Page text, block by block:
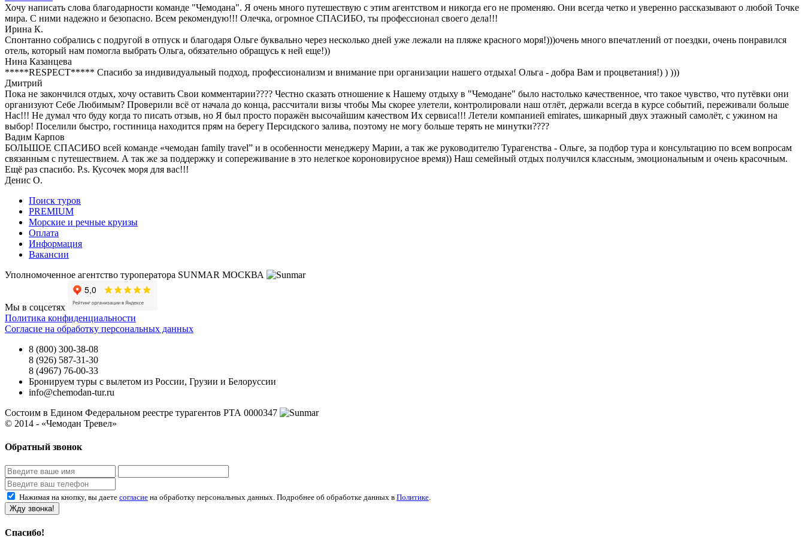
Хочу написать слова благодарности команде "Чемодана". Я очень много путешествую с этим агентством и никогда его не променяю. Они всегда четко и уверенно рассказывают о любой Точке
мира. С ними надежно и безопасно. Всем рекомендую!!! Олечка, огромное СПАСИБО, ты профессионал своего дела!!!
Ирина К.
Спонтанно собрались с подругой в отпуск и благодаря Ольге буквально через несколько дней уже лежали на пляже красного моря!)))очень много впечатлений от поездки, очень понравился
отель, который нам помогла выбрать Ольга, обязательно обращусь к ней еще!))
Нина Казанцева
*****RESPECT***** Спасибо за индивидуальный подход, профессионализм и внимание при организации нашего отдыха! Ольга - добра Вам и процветания!) ) )))
Дмитрий
Пока не закончился отдых, хочу оставить Свои комментарии???? Честно сказать отношение к Нашему отдыху в "Чемодане" было настолько качественное, что такое чувство, что путёвки они
организуют Себе Любимым? Проверили всё от начала до конца, рассчитали визы чтобы Мы скорее улетели, контролировали наш отлёт, держали всегда в курсе событий, переживали больше
Нас!!! Не думал что буду когда то писать отзыв, но Я был просто поражён высочайшим качеством Их сервиса!!! Летели компанией emirates, шикарный двух этажный самолёт, с ужином на
выбор! Поселили быстро, гостиница находится прям на берегу Персидского залива, поэтому не могу больше терять не минутки????
Вадим Карпов
БОЛЬШОЕ СПАСИБО всей команде «чемодан family travel” и в особенности менеджеру Марии, а так же руководителю Турагенства - Ольге, за подбор тура и консультацию по всем вопросам
связанным с путешествием. А так же за поддержку и сопереживание в это нелегкое короновирусное время)) Наш семейный отдых получился классным, эмоциональным и очень красочным.
Ещё раз спасибо. P.s. Кусочек моря для вас!!!
Денис О.
Поиск туров
PREMIUM
Морские и речные круизы
Оплата
Информация
Вакансии
Уполномоченное агентство туроператора SUNMAR МОСКВА
Мы в соцсетях
Политика конфиденциальности
Согласие на обработку персональных данных
8 (800) 300-38-08
8 (926) 587-31-30
8 (4967) 76-00-33
Бронируем туры с вылетом из России, Грузии и Белоруссии
info@chemodan-tur.ru
Состоим в Едином Федеральном реестре турагентов РТА 0000347
© 2014 - «Чемодан Тревел»
Обратный звонок
Нажимая на кнопку, вы даете согласие на обработку персональных данных. Подробнее об обработке данных в Политике.
Жду звонка!
Спасибо!